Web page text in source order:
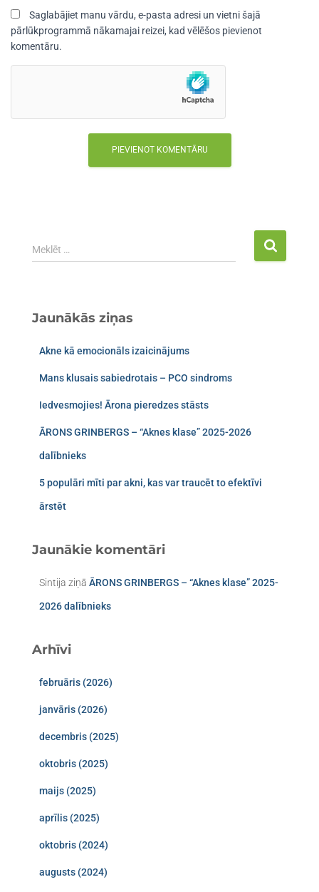
Saglabājiet manu vārdu, e-pasta adresi un vietni šajā
pārlūkprogrammā nākamajai reizei, kad vēlēšos pievienot
komentāru.
Meklēt …
Jaunākās ziņas
Akne kā emocionāls izaicinājums
Mans klusais sabiedrotais – PCO sindroms​
Iedvesmojies! Ārona pieredzes stāsts
ĀRONS GRINBERGS – “Aknes klase” 2025-2026
dalībnieks
5 populāri mīti par akni, kas var traucēt to efektīvi
ārstēt
Jaunākie komentāri
Sintija ziņā ĀRONS GRINBERGS – “Aknes klase” 2025-
2026 dalībnieks
Arhīvi
februāris (2026)
janvāris (2026)
decembris (2025)
oktobris (2025)
maijs (2025)
aprīlis (2025)
oktobris (2024)
augusts (2024)